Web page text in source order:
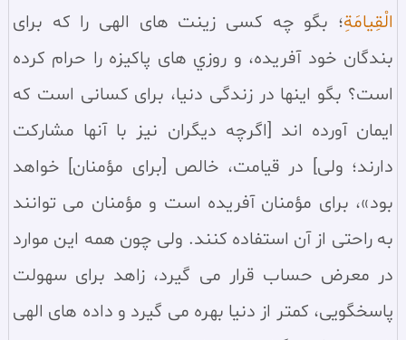
الْقِيامَةِ؛ بگو چه كسى زينت هاى الهى را كه براى
بندگان خود آفريده، و روزي هاى پاكيزه را حرام كرده
است؟ بگو اينها در زندگى دنيا، براى كسانى است كه
ايمان آورده اند [اگرچه ديگران نيز با آنها مشاركت
دارند؛ ولى] در قيامت، خالص [براى مؤمنان] خواهد
بود»، براى مؤمنان آفريده است و مؤمنان مى توانند
به راحتى از آن استفاده كنند. ولى چون همه اين موارد
در معرض حساب قرار مى گيرد، زاهد براى سهولت
پاسخگويى، كمتر از دنيا بهره مى گيرد و داده هاى الهى